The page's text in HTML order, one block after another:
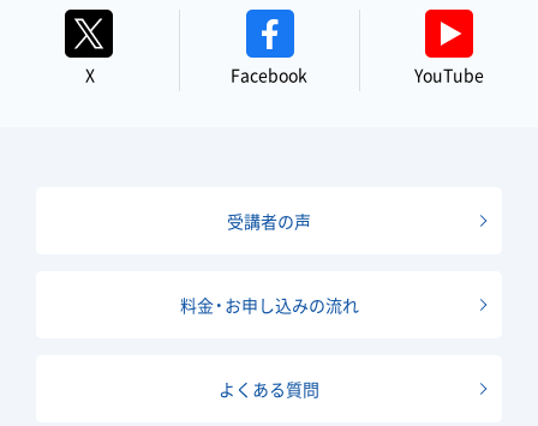
X Facebook YouTube
受講者の声
料金・お申し込みの流れ
よくある質問